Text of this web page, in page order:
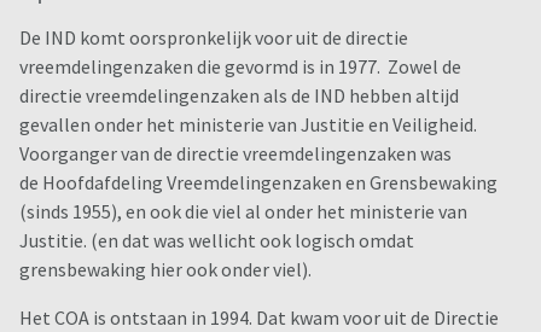
De IND komt oorspronkelijk voor uit de directie
vreemdelingenzaken die gevormd is in 1977. Zowel de
directie vreemdelingenzaken als de IND hebben altijd
gevallen onder het ministerie van Justitie en Veiligheid.
Voorganger van de directie vreemdelingenzaken was
de Hoofdafdeling Vreemdelingenzaken en Grensbewaking
(sinds 1955), en ook die viel al onder het ministerie van
Justitie. (en dat was wellicht ook logisch omdat
grensbewaking hier ook onder viel).
Het COA is ontstaan in 1994. Dat kwam voor uit de Directie